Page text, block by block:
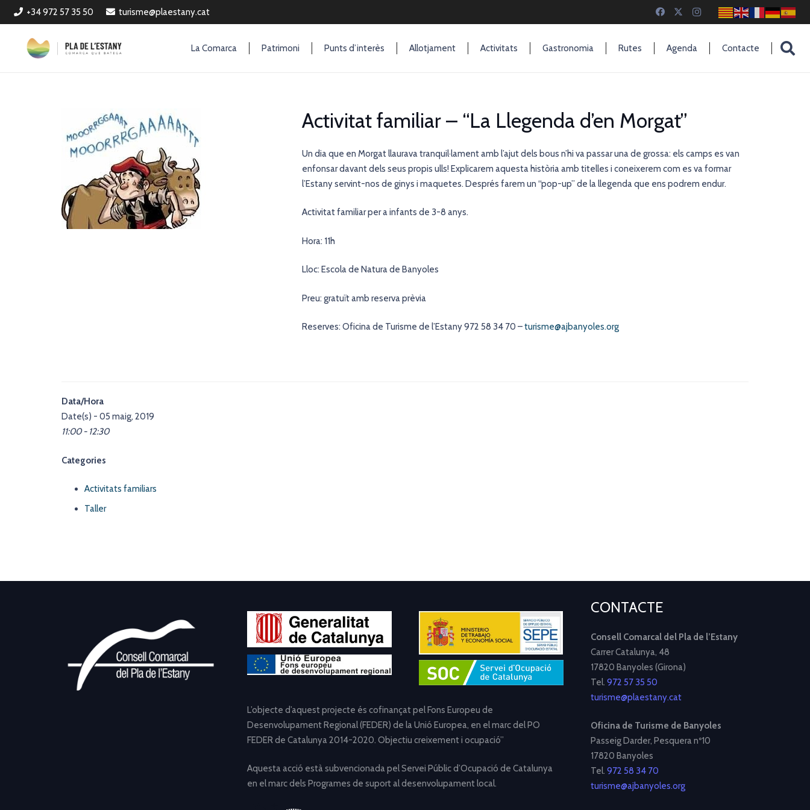
+34 972 57 35 50 turisme@plaestany.cat
La Comarca Patrimoni Punts d’interès Allotjament Activitats Gastronomia Rutes Agenda Contacte
Activitat familiar – “La Llegenda d’en Morgat”
Un dia que en Morgat llaurava tranquil·lament amb l’ajut dels bous n’hi va passar una de grossa: els camps es van
enfonsar davant dels seus propis ulls! Explicarem aquesta història amb titelles i coneixerem com es va formar
l’Estany servint-nos de ginys i maquetes. Després farem un “pop-up” de la llegenda que ens podrem endur.
Activitat familiar per a infants de 3-8 anys.
Hora: 11h
Lloc: Escola de Natura de Banyoles
Preu: gratuït amb reserva prèvia
Reserves: Oficina de Turisme de l’Estany 972 58 34 70 –turisme@ajbanyoles.org
Data/Hora
Date(s) - 05 maig, 2019
11:00 - 12:30
Categories
Activitats familiars
Taller
L’objecte d’aquest projecte és cofinançat pel Fons Europeu de
Desenvolupament Regional (FEDER) de la Unió Europea, en el marc del PO
FEDER de Catalunya 2014-2020. Objectiu creixement i ocupació”
Aquesta acció està subvencionada pel Servei Públic d’Ocupació de Catalunya
en el marc dels Programes de suport al desenvolupament local.
CONTACTE
Consell Comarcal del Pla de l’Estany
Carrer Catalunya, 48
17820 Banyoles (Girona)
Tel. 972 57 35 50
turisme@plaestany.cat
Oficina de Turisme de Banyoles
Passeig Darder, Pesquera nº10
17820 Banyoles
Tel. 972 58 34 70
turisme@ajbanyoles.org